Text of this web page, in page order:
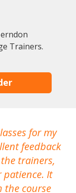
Trainers.
for my
feedback
trainers,
It
the course